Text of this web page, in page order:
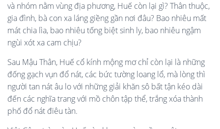
và nhóm nằm vùng địa phương, Huế còn lại gì? Thân thuộc,
gia đình, bà con xa láng giềng gần nơi đâu? Bao nhiêu mất
mát chia lìa, bao nhiêu tống biệt sinh ly, bao nhiêu ngậm
ngùi xót xa cam chịu?
Sau Mậu Thân, Huế cổ kính mộng mơ chỉ còn lại là những
đống gạch vụn đổ nát, các bức tường loang lổ, mà lòng thì
người tan nát âu lo với những giải khăn sô bất tận kéo dài
đến các nghĩa trang với mồ chôn tập thể, trắng xóa thành
phố đổ nát điêu tàn.